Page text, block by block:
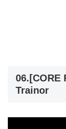
06.[CORE
Trainor